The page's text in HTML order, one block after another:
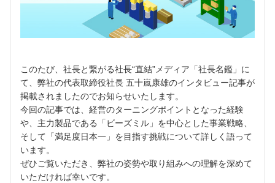
このたび、社長と繋がる社長“直結”メディア「社長名鑑」に
て、弊社の代表取締役社長 五十嵐康雄のインタビュー記事が
掲載されましたのでお知らせいたします。
今回の記事では、経営のターニングポイントとなった経験
や、主力製品である「ビーズミル」を中心とした事業戦略、
そして「満足度日本一」を目指す挑戦について詳しく語って
います。
ぜひご覧いただき、弊社の姿勢や取り組みへの理解を深めて
いただければ幸いです。